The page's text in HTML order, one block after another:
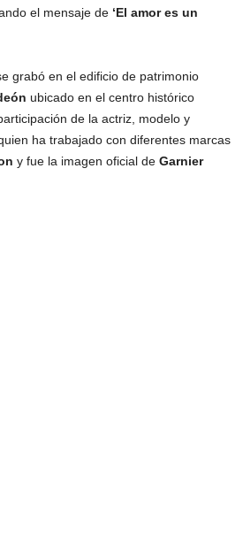
el mensaje de ‘El amor es un
grabó en el edificio de patrimonio
ubicado en el centro histórico
de la actriz, modelo y
ha trabajado con diferentes marcas
y fue la imagen oficial de Garnier